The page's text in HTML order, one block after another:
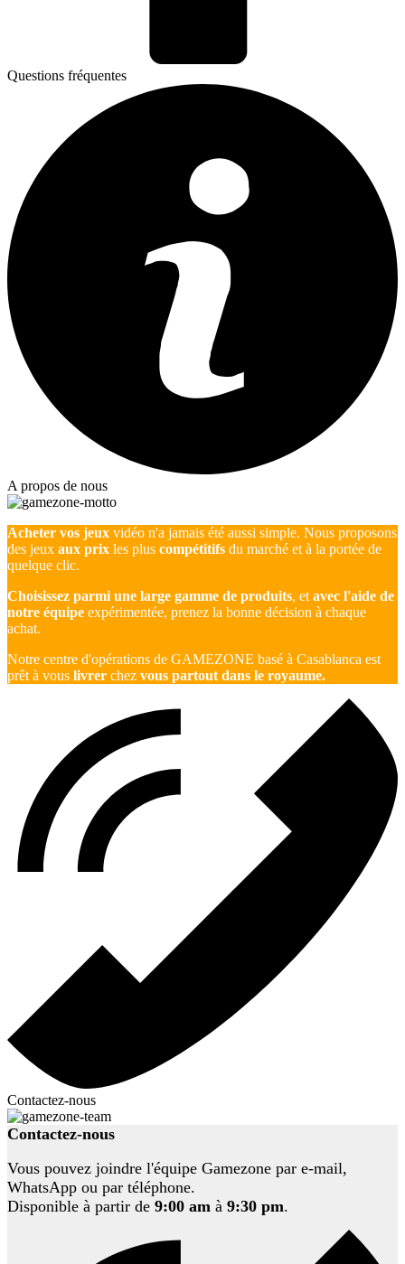
Questions fréquentes
A propos de nous
Acheter vos jeux vidéo n'a jamais été aussi simple. Nous proposons
des jeux aux prix les plus compétitifs du marché et à la portée de
quelque clic.
Choisissez parmi une large gamme de produits, et avec l'aide de
notre équipe expérimentée, prenez la bonne décision à chaque
achat.
Notre centre d'opérations de GAMEZONE basé à Casablanca est
prêt à vous livrer chez vous partout dans le royaume.
Contactez-nous
Contactez-nous
Vous pouvez joindre l'équipe Gamezone par e-mail,
WhatsApp ou par téléphone.
Disponible à partir de 9:00 am à 9:30 pm.